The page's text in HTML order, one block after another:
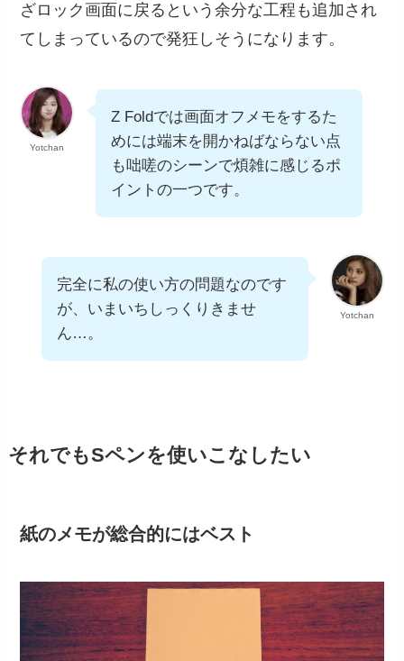
ざロック画面に戻るという余分な工程も追加され
てしまっているので発狂しそうになります。
Yotchan
Z Foldでは画面オフメモをするた
めには端末を開かねばならない点
も咄嗟のシーンで煩雑に感じるポ
イントの一つです。
Yotchan
完全に私の使い方の問題なのです
が、いまいちしっくりきませ
ん…。
それでもSペンを使いこなしたい
紙のメモが総合的にはベスト